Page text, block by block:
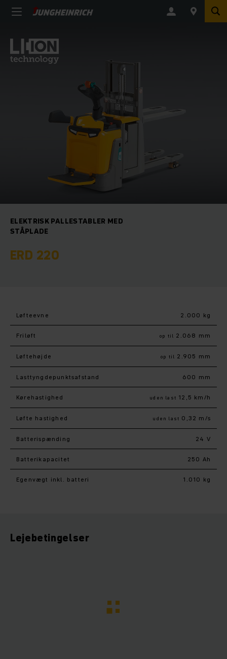
ELEKTRISK PALLESTABLER MED
STÅPLADE
ERD 220
Løfteevne 2.000 kg
Friløft op til 2.068 mm
Løftehøjde op til 2.905 mm
Lasttyngdepunktsafstand 600 mm
Kørehastighed uden last 12,5 km/h
Løfte hastighed uden last 0,32 m/s
Batterispænding 24 V
Batterikapacitet 250 Ah
Egenvægt inkl. batteri 1.010 kg
Lejebetingelser